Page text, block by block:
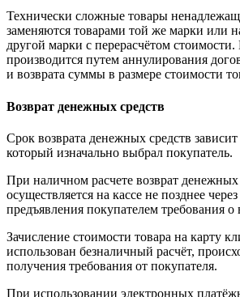
Технически сложные товары
заменяются товарами той же марки или
другой марки с перерасчётом стоимости.
производится путем аннулирования
и возврата суммы в размере стоимости
Возврат денежных средств
Срок возврата денежных средств
который изначально выбрал покупатель.
При наличном расчете возврат денежных
осуществляется на кассе не позднее
предъявления покупателем требования о
Зачисление стоимости товара на карту
использован безналичный расчёт,
получения требования от покупателя.
При использовании электронных